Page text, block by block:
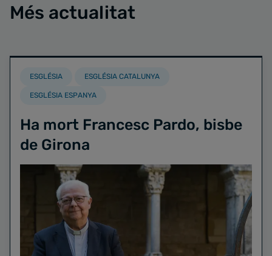
Més actualitat
ESGLÉSIA ESGLÉSIA CATALUNYA
ESGLÉSIA ESPANYA
Ha mort Francesc Pardo, bisbe
de Girona